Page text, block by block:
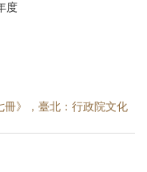
度
冊》，臺北：行政院文化